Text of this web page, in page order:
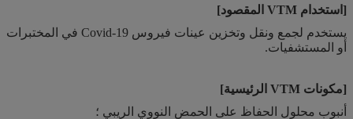
[استخدام VTM المقصود]
يستخدم لجمع ونقل وتخزين عينات فيروس Covid-19 في المختبرات
أو المستشفيات.
[مكونات VTM الرئيسية]
أنبوب محلول الحفاظ على الحمض النووي الريبي ؛